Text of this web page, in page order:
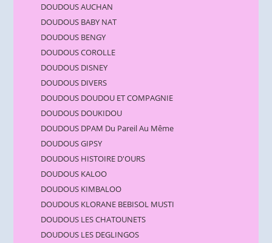
DOUDOUS AUCHAN
DOUDOUS BABY NAT
DOUDOUS BENGY
DOUDOUS COROLLE
DOUDOUS DISNEY
DOUDOUS DIVERS
DOUDOUS DOUDOU ET COMPAGNIE
DOUDOUS DOUKIDOU
DOUDOUS DPAM Du Pareil Au Même
DOUDOUS GIPSY
DOUDOUS HISTOIRE D'OURS
DOUDOUS KALOO
DOUDOUS KIMBALOO
DOUDOUS KLORANE BEBISOL MUSTI
DOUDOUS LES CHATOUNETS
DOUDOUS LES DEGLINGOS